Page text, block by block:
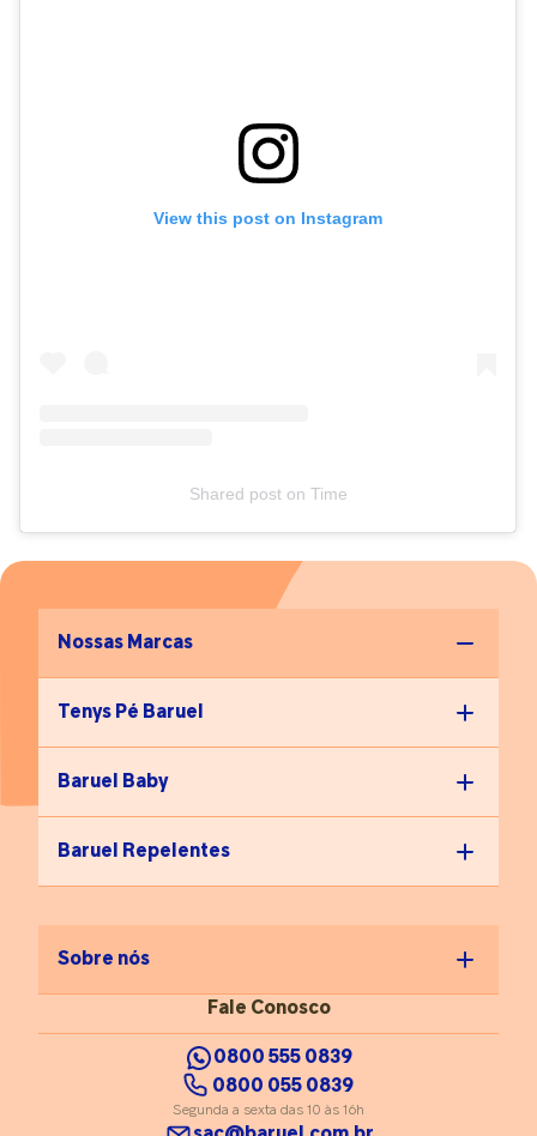
View this post on Instagram
Shared poston Time
Nossas Marcas
Tenys Pé Baruel
Baruel Baby
Baruel Repelentes
Sobre nós
Fale Conosco
0800 555 0839
0800 055 0839
Segunda a sexta das 10 às 16h